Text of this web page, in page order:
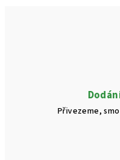
Přivezeme,